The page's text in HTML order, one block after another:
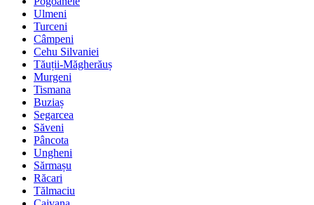
Ulmeni
Turceni
Câmpeni
Cehu Silvaniei
Tăuții-Măgherăuș
Murgeni
Tismana
Buziaș
Segarcea
Săveni
Pâncota
Ungheni
Sărmașu
Răcari
Tălmaciu